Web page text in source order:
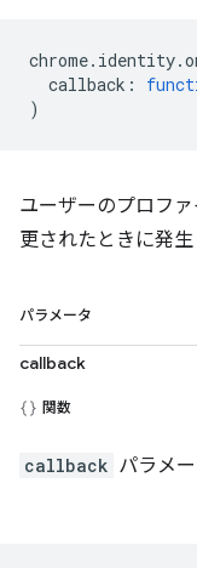
chrome. identity.
callback :
)
ユーザーのプロフ
更されたときに発生
パラメータ
callback
関数
callback パラメ